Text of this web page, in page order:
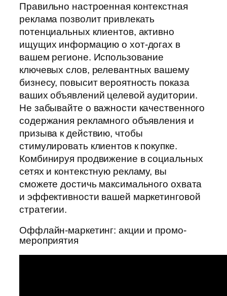
Правильно настроенная контекстная
реклама позволит привлекать
потенциальных клиентов, активно
ищущих информацию о хот-догах в
вашем регионе. Использование
ключевых слов, релевантных вашему
бизнесу, повысит вероятность показа
ваших объявлений целевой аудитории.
Не забывайте о важности качественного
содержания рекламного объявления и
призыва к действию, чтобы
стимулировать клиентов к покупке.
Комбинируя продвижение в социальных
сетях и контекстную рекламу, вы
сможете достичь максимального охвата
и эффективности вашей маркетинговой
стратегии.
Оффлайн-маркетинг: акции и промо-
мероприятия